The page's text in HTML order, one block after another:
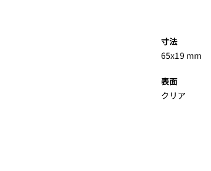
寸法
65x19 mm
表面
クリア